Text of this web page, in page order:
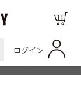
ログイン
SHOP LIST